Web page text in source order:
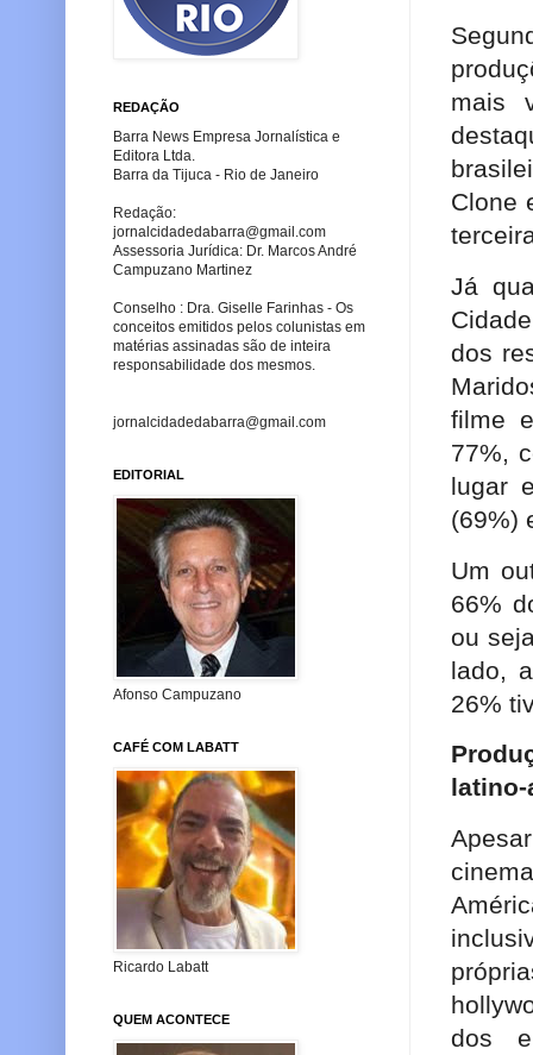
mais
Clone
Já
dos
filme
77%,
lugar
(69%)
Um
66%
ou
lado,
26%
latino-
dos
REDAÇÃO
Barra News Empresa Jornalística e
Editora Ltda.
Barra da Tijuca - Rio de Janeiro
Redação:
jornalcidadedabarra@gmail.com
Assessoria Jurídica: Dr. Marcos André
Campuzano Martinez
Conselho : Dra. Giselle Farinhas - Os
conceitos emitidos pelos colunistas em
matérias assinadas são de inteira
responsabilidade dos mesmos.
jornalcidadedabarra@gmail.com
EDITORIAL
Afonso Campuzano
CAFÉ COM LABATT
Ricardo Labatt
QUEM ACONTECE